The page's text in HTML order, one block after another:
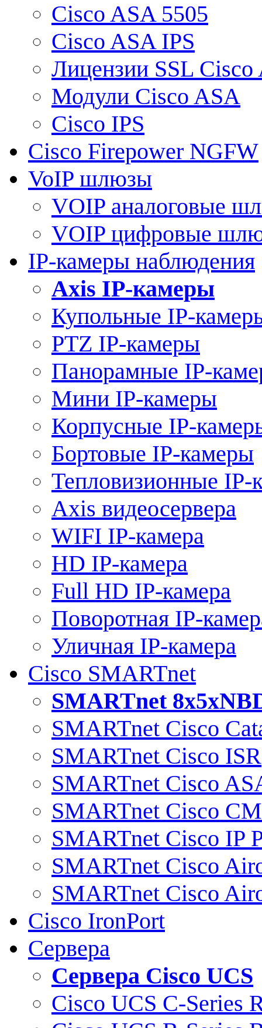
Cisco ASA 5505
Cisco ASA IPS
Лицензии SSL Cisco
Модули Cisco ASA
Cisco IPS
Cisco Firepower NGFW
VoIP шлюзы
VOIP аналоговые
VOIP цифровые
IP-камеры наблюдения
Axis IP-камеры
Купольные IP-
PTZ IP-камеры
Панорамные IP-
Мини IP-камеры
Корпусные IP-
Бортовые IP-камеры
Тепловизионные IP-
Axis видеосервера
WIFI IP-камера
HD IP-камера
Full HD IP-камера
Поворотная IP-
Уличная IP-камера
Cisco SMARTnet
SMARTnet
SMARTnet Cisco
SMARTnet Cisco ISR
SMARTnet Cisco
SMARTnet Cisco
SMARTnet Cisco IP
SMARTnet Cisco
SMARTnet Cisco
Cisco IronPort
Сервера
Сервера Cisco UCS
Cisco UCS C-Series